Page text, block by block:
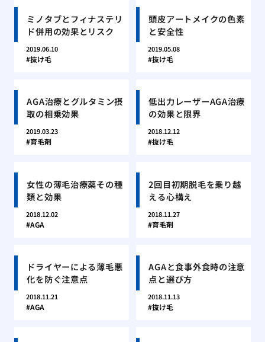
ミノタブとフィナステリ
ド併用の効果とリスク
2019.06.10
抜け毛
頭皮アートメイクの色素
と安全性
2019.05.08
抜け毛
AGA治療とグルタミン摂
取の相乗効果
2019.03.23
育毛剤
低出力レーザーAGA治療
の効果と限界
2018.12.12
抜け毛
女性の薄毛治療薬その種
類と効果
2018.12.02
AGA
2回目初期脱毛を乗り越
える心構え
2018.11.27
育毛剤
ドライヤーによる薄毛悪
化を防ぐ注意点
2018.11.21
AGA
AGAと食事外食時の注意
点と選び方
2018.11.13
抜け毛